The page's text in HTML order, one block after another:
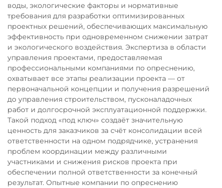
воды, экологические факторы и нормативные
требования для разработки оптимизированных
проектных решений, обеспечивающих максимальную
эффективность при одновременном снижении затрат
и экологического воздействия. Экспертиза в области
управления проектами, предоставляемая
профессиональными компаниями по опреснению,
охватывает все этапы реализации проекта — от
первоначальной концепции и получения разрешений
до управления строительством, пусконаладочных
работ и долгосрочной эксплуатационной поддержки.
Такой подход «под ключ» создаёт значительную
ценность для заказчиков за счёт консолидации всей
ответственности на одном подрядчике, устранения
проблем координации между различными
участниками и снижения рисков проекта при
обеспечении полной ответственности за конечный
результат. Опытные компании по опреснению